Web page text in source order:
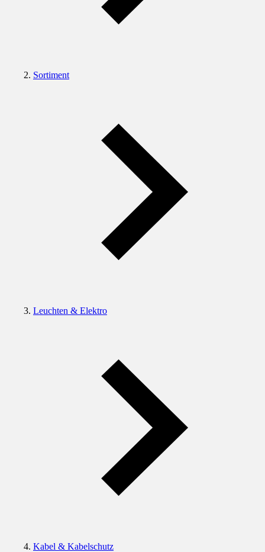
Sortiment
Leuchten & Elektro
Kabel & Kabelschutz